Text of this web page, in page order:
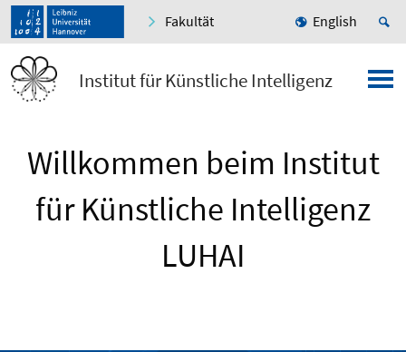
Fakultät English
Institut für Künstliche Intelligenz
Willkommen beim Institut
für Künstliche Intelligenz
LUHAI